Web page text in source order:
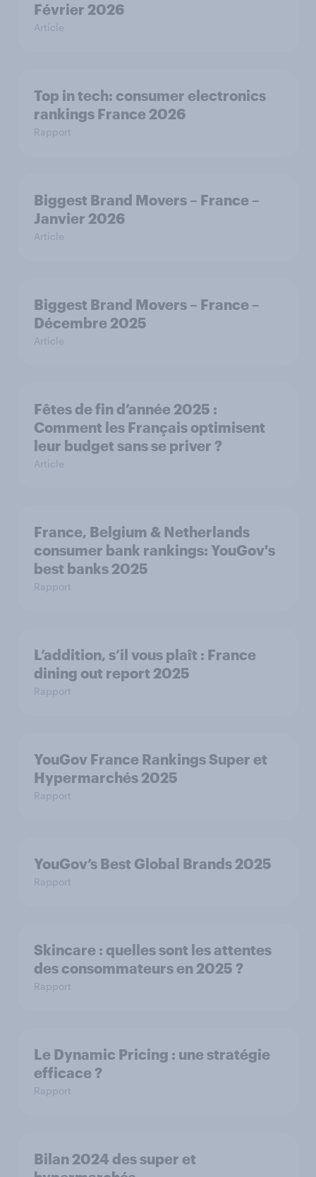
Février 2026
Article
Top in tech: consumer electronics
rankings France 2026
Rapport
Biggest Brand Movers – France –
Janvier 2026
Article
Biggest Brand Movers – France –
Décembre 2025
Article
Fêtes de fin d’année 2025 :
Comment les Français optimisent
leur budget sans se priver ?
Article
France, Belgium & Netherlands
consumer bank rankings: YouGov's
best banks 2025
Rapport
L’addition, s’il vous plaît : France
dining out report 2025​
Rapport
YouGov France Rankings Super et
Hypermarchés 2025
Rapport
YouGov’s Best Global Brands 2025
Rapport
Skincare : quelles sont les attentes
des consommateurs en 2025 ?
Rapport
Le Dynamic Pricing : une stratégie
efficace ?
Rapport
Bilan 2024 des super et